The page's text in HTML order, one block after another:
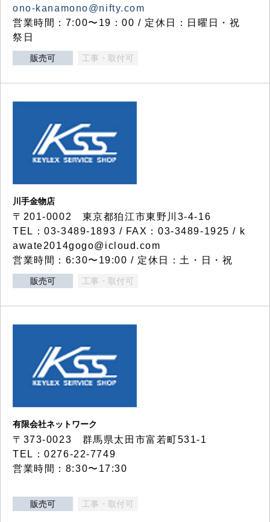
ono-kanamono@nifty.com
営業時間：7:00〜19：00 / 定休日：日曜日・祝
祭日
販売可 工事・取付可
川手金物店
〒201-0002 東京都狛江市東野川3-4-16
TEL：03-3489-1893 / FAX：03-3489-1925 / k
awate2014gogo@icloud.com
営業時間：6:30〜19:00 / 定休日：土・日・祝
販売可 工事・取付可
有限会社ネットワーク
〒373-0023 群馬県太田市富若町531-1
TEL：0276-22-7749
営業時間：8:30〜17:30
販売可 工事・取付可